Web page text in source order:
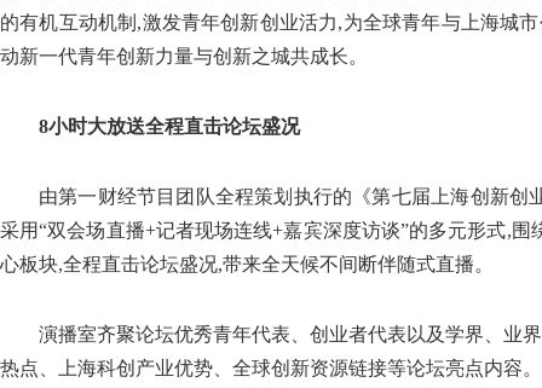
的有机互动机制,激发青年创新创业活力,为全球青年与上海城
动新一代青年创新力量与创新之城共成长。
8小时大放送全程直击论坛盛况
由第一财经节目团队全程策划执行的《第七届上海创新创
采用“双会场直播+记者现场连线+嘉宾深度访谈”的多元形式,围
心板块,全程直击论坛盛况,带来全天候不间断伴随式直播。
演播室齐聚论坛优秀青年代表、创业者代表以及学界、业
热点、上海科创产业优势、全球创新资源链接等论坛亮点内容